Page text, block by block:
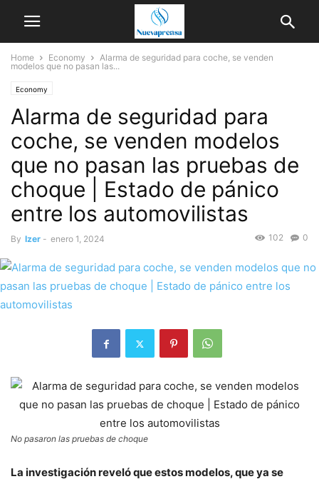
Home Economy
Alarma de seguridad para coche, se venden
modelos que no pasan las...
Economy
Alarma de seguridad para
coche, se venden modelos
que no pasan las pruebas de
choque | Estado de pánico
entre los automovilistas
By Izer - enero 1, 2024 0
102
No pasaron las pruebas de choque
La investigación reveló que estos modelos, que ya se